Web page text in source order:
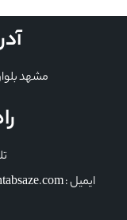
مشهد بلوار
ایمیل : mahtabsazeh0@gmail.com – info@mahtabsaze.com